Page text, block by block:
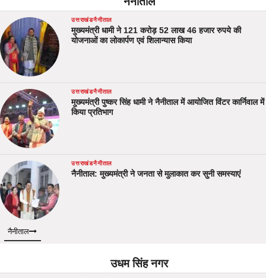
नैनीताल
उत्तराखंडनैनीताल
मुख्यमंत्री धामी ने 121 करोड़ 52 लाख 46 हजार रुपये की
योजनाओं का लोकार्पण एवं शिलान्यास किया
उत्तराखंडनैनीताल
मुख्यमंत्री पुष्कर सिंह धामी ने नैनीताल में आयोजित विंटर कार्निवाल में
किया प्रतिभाग
उत्तराखंडनैनीताल
नैनीताल: मुख्यमंत्री ने जनता से मुलाकात कर सुनी समस्याएं
नैनीताल
उधम सिंह नगर